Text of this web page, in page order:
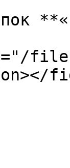
files/